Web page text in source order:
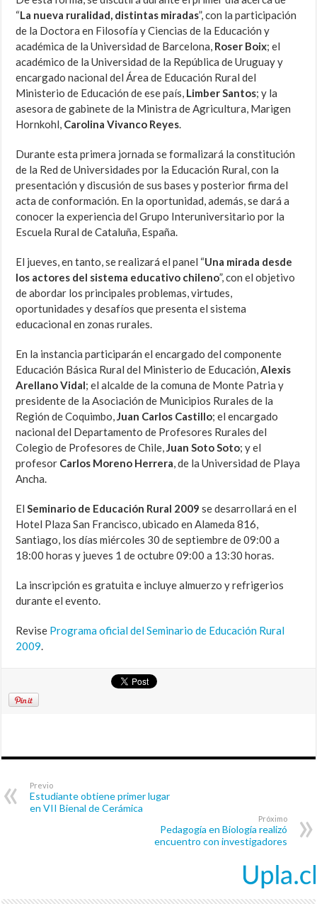
“La nueva ruralidad, distintas miradas”, con la participación
de la Doctora en Filosofía y Ciencias de la Educación y
académica de la Universidad de Barcelona, Roser Boix; el
académico de la Universidad de la República de Uruguay y
encargado nacional del Área de Educación Rural del
Ministerio de Educación de ese país, Limber Santos; y la
asesora de gabinete de la Ministra de Agricultura, Marigen
Hornkohl, Carolina Vivanco Reyes.
Durante esta primera jornada se formalizará la constitución
de la Red de Universidades por la Educación Rural, con la
presentación y discusión de sus bases y posterior firma del
acta de conformación. En la oportunidad, además, se dará a
conocer la experiencia del Grupo Interuniversitario por la
Escuela Rural de Cataluña, España.
El jueves, en tanto, se realizará el panel “Una mirada desde
los actores del sistema educativo chileno”, con el objetivo
de abordar los principales problemas, virtudes,
oportunidades y desafíos que presenta el sistema
educacional en zonas rurales.
En la instancia participarán el encargado del componente
Educación Básica Rural del Ministerio de Educación,Alexis
Arellano Vidal; el alcalde de la comuna de Monte Patria y
presidente de la Asociación de Municipios Rurales de la
Región de Coquimbo,Juan Carlos Castillo; el encargado
nacional del Departamento de Profesores Rurales del
Colegio de Profesores de Chile,Juan Soto Soto; y el
profesor Carlos Moreno Herrera, de la Universidad de Playa
Ancha.
ElSeminario de Educación Rural 2009 se desarrollará en el
Hotel Plaza San Francisco, ubicado en Alameda 816,
Santiago, los días miércoles 30 de septiembre de 09:00 a
18:00 horas y jueves 1 de octubre 09:00 a 13:30 horas.
La inscripción es gratuita e incluye almuerzo y refrigerios
durante el evento.
Revise Programa oficial del Seminario de Educación Rural
2009.
Previo
Estudiante obtiene primer lugar
en VII Bienal de Cerámica
Próximo
Pedagogía en Biología realizó
encuentro con investigadores